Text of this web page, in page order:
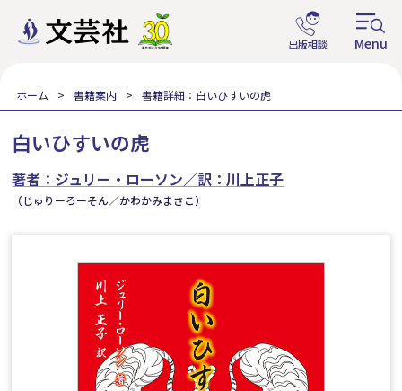
ホーム 書籍案内 書籍詳細：白いひすいの虎
白いひすいの虎
著者：ジュリー・ローソン／訳：川上正子
（じゅりーろーそん／かわかみまさこ）